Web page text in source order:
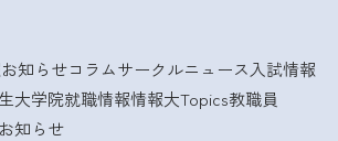
お知らせコラムサークルニュース入試情報
大学院就職情報情報大Topics教職員
知らせ